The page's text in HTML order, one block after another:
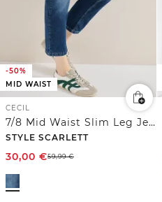
-50%
MID WAIST
CECIL
7/8 Mid Waist Slim Leg Jeans im Casual Fit
STYLE SCARLETT
30,00 €59,99€